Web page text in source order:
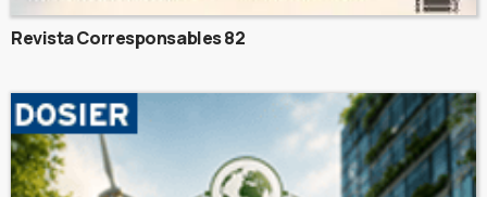
Revista Corresponsables 82